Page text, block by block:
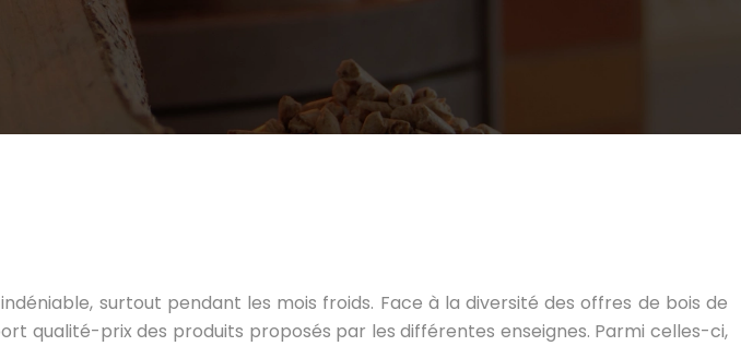
surtout pendant les mois froids. Face à la diversité des offres de bois de
qualité-prix des produits proposés par les différentes enseignes. Parmi celles-ci,